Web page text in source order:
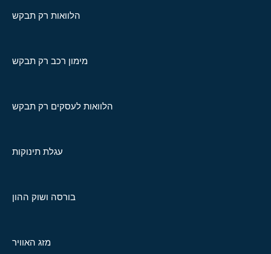
הלוואות רק תבקש
מימון רכב רק תבקש
הלוואות לעסקים רק תבקש
עגלת תינוקות
בורסה ושוק ההון
מזג האוויר